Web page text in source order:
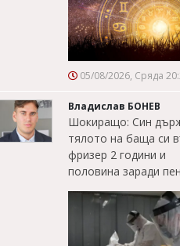
05/08/2026, Сряда
Владислав БОНЕВ
Шокиращо: Син
тялото на баща си
фризер 2 години и
половина заради